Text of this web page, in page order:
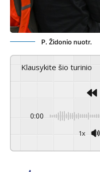
P. Židonio nuotr.
Klausykite šio turinio
0:00
1x